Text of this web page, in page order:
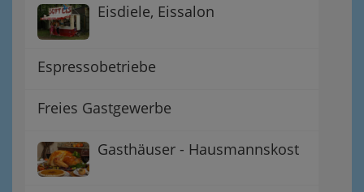
Eisdiele, Eissalon
Espressobetriebe
Freies Gastgewerbe
Gasthäuser - Hausmannskost